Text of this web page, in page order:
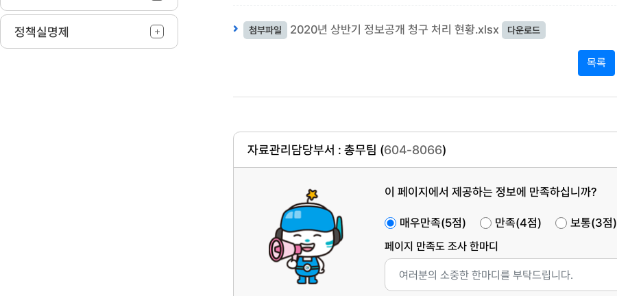
정책실명제 첨부파일 2020년 상반기 정보공개 청구 처리 현황.xlsx 다운로드
목록
자료관리담당부서 : 총무팀 (604-8066)
이 페이지에서 제공하는 정보에 만족하십니까?
매우만족(5점) 만족(4점) 보통(3점)
페이지 만족도 조사 한마디